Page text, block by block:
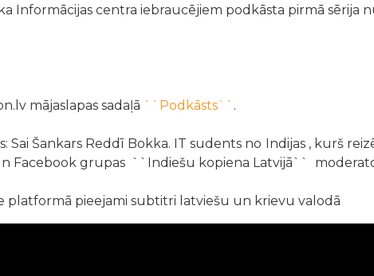
Informācijas centra iebraucējiem podkāsta pirmā sērija
mājaslapas sadaļā ``Podkāsts`` .
Sai Šankars Reddī Bokka. IT sudents no Indijas , kurš
Facebook grupas ``Indiešu kopiena Latvijā``
platformā pieejami subtitri latviešu un krievu valodā